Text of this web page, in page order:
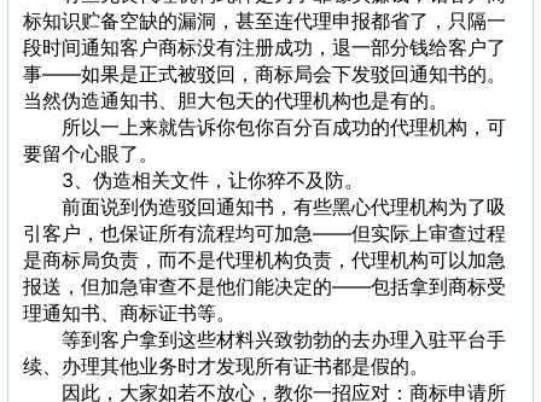
标知识贮备空缺的漏洞，甚至连代理申报都省了，只隔一
段时间通知客户商标没有注册成功，退一部分钱给客户了
事——如果是正式被驳回，商标局会下发驳回通知书的。
当然伪造通知书、胆大包天的代理机构也是有的。
所以一上来就告诉你包你百分百成功的代理机构，可
要留个心眼了。
3、伪造相关文件，让你猝不及防。
前面说到伪造驳回通知书，有些黑心代理机构为了吸
引客户，也保证所有流程均可加急——但实际上审查过程
是商标局负责，而不是代理机构负责，代理机构可以加急
报送，但加急审查不是他们能决定的——包括拿到商标受
理通知书、商标证书等。
等到客户拿到这些材料兴致勃勃的去办理入驻平台手
续、办理其他业务时才发现所有证书都是假的。
因此，大家如若不放心，教你一招应对：商标申请所